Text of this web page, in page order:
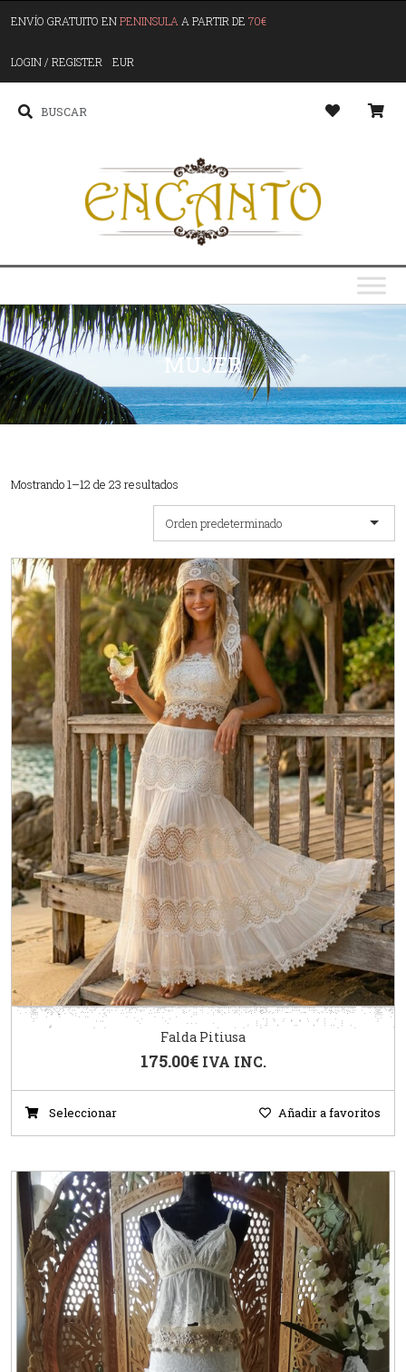
ENVÍO GRATUITO ENPENINSULA A PARTIR DE 70€
LOGIN / REGISTER EUR
MUJER
Mostrando 1–12 de 23 resultados
Orden predeterminado
Falda Pitiusa
175.00€ IVA INC.
Seleccionar Añadir a favoritos